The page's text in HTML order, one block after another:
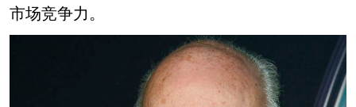
市场竞争力。